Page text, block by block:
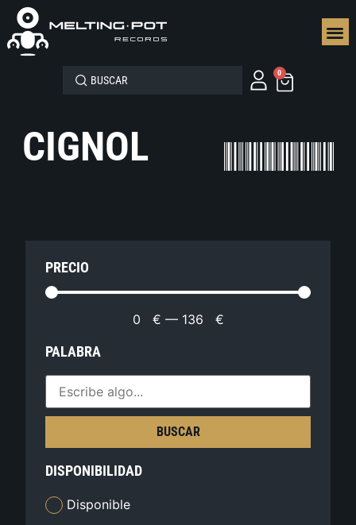
0
CIGNOL
PRECIO
0 € — 136 €
PALABRA
BUSCAR
DISPONIBILIDAD
Disponible